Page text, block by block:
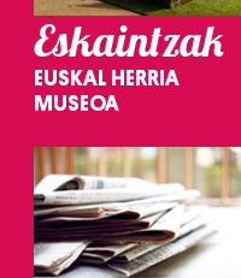
Eskaintzak
EUSKAL HERRIA
MUSEOA